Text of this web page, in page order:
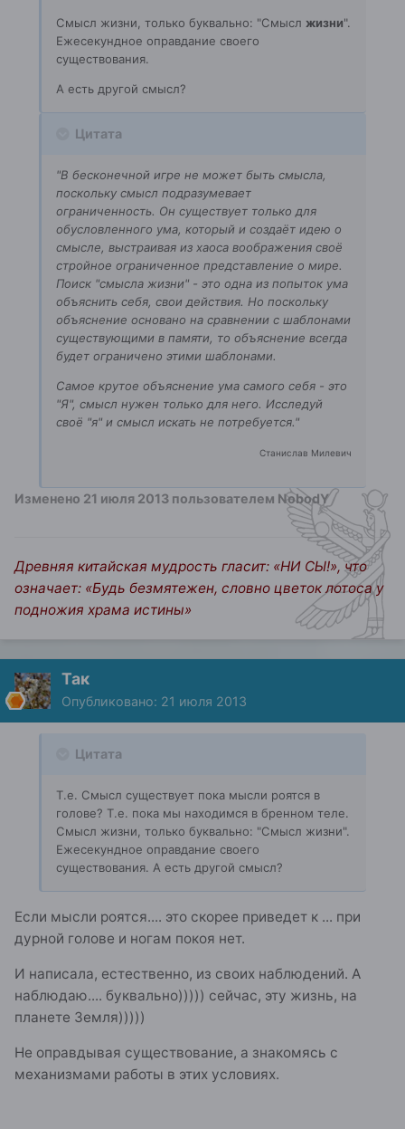
Смысл жизни, только буквально: "Смысл жизни".
Ежесекундное оправдание своего
существования.
А есть другой смысл?
Цитата
"В бесконечной игре не может быть смысла,
поскольку смысл подразумевает
ограниченность. Он существует только для
обусловленного ума, который и создаёт идею о
смысле, выстраивая из хаоса воображения своё
стройное ограниченное представление о мире.
Поиск "смысла жизни" - это одна из попыток ума
объяснить себя, свои действия. Но поскольку
объяснение основано на сравнении с шаблонами
существующими в памяти, то объяснение всегда
будет ограничено этими шаблонами.
Самое крутое объяснение ума самого себя - это
"Я", смысл нужен только для него. Исследуй
своё "я" и смысл искать не потребуется."
Станислав Милевич
Изменено 21 июля 2013 пользователем NobodY
Древняя китайская мудрость гласит: «НИ СЫ!», что
означает: «Будь безмятежен, словно цветок лотоса у
подножия храма истины»
Так
Опубликовано: 21 июля 2013
Цитата
Т.е. Смысл существует пока мысли роятся в
голове? Т.е. пока мы находимся в бренном теле.
Смысл жизни, только буквально: "Смысл жизни".
Ежесекундное оправдание своего
существования. А есть другой смысл?
Если мысли роятся.... это скорее приведет к ... при
дурной голове и ногам покоя нет.
И написала, естественно, из своих наблюдений. А
наблюдаю.... буквально))))) сейчас, эту жизнь, на
планете Земля)))))
Не оправдывая существование, а знакомясь с
механизмами работы в этих условиях.